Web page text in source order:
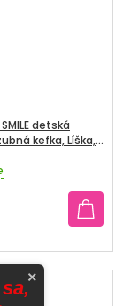
detská
kefka, Líška,
×